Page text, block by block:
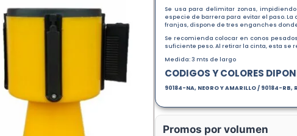
Se usa para delimitar zonas,
especie de barrera para evitar el paso.
franjas, dispone de tres enganches
Se recomienda colocar en conos
suficiente peso. Al retirar la cinta, esta se
Medida: 3 mts de largo
CODIGOS Y COLORES
90184-NA, NEGRO Y AMARILLO / 90184-RB,
Promos por volumen